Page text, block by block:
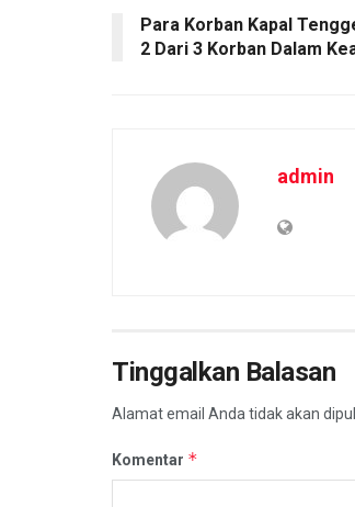
Para Korban Kapal
2 Dari 3 Korban Dalam
admin
Tinggalkan Balasan
Alamat email Anda tidak akan
Komentar *